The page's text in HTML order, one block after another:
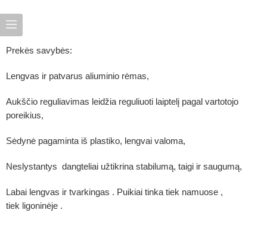
Prekės savybės:
Lengvas ir patvarus aliuminio rėmas,
Aukščio reguliavimas leidžia reguliuoti laiptelį pagal vartotojo
poreikius,
Sėdynė pagaminta iš plastiko, lengvai valoma,
Neslystantys dangteliai užtikrina stabilumą, taigi ir saugumą,
Labai lengvas ir tvarkingas . Puikiai tinka tiek namuose ,
tiek ligoninėje .